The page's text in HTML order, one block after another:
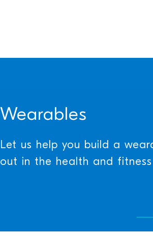
Wearables
Let us help you build a
out in the health and